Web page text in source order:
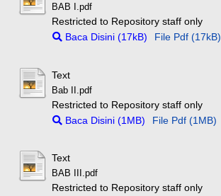
BAB I.pdf
Restricted to Repository staff only
Baca Disini (17kB)
File Pdf (17kB)
Text
Bab II.pdf
Restricted to Repository staff only
Baca Disini (1MB)
File Pdf (1MB)
Text
BAB III.pdf
Restricted to Repository staff only